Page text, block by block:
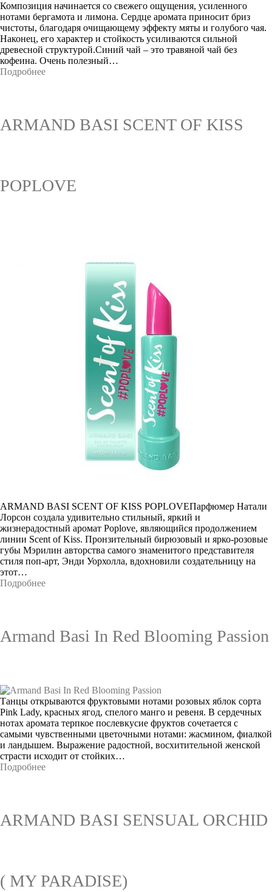
Композиция начинается со свежего ощущения, усиленного
нотами бергамота и лимона. Сердце аромата приносит бриз
чистоты, благодаря очищающему эффекту мяты и голубого чая.
Наконец, его характер и стойкость усиливаются сильной
древесной структурой.Синий чай – это травяной чай без
кофеина. Очень полезный…
Подробнее
ARMAND BASI SCENT OF KISS
POPLOVE
ARMAND BASI SCENT OF KISS POPLOVEПарфюмер Натали
Лорсон создала удивительно стильный, яркий и
жизнерадостный аромат Poplove, являющийся продолжением
линии Scent of Kiss. Пронзительный бирюзовый и ярко-розовые
губы Мэрилин авторства самого знаменитого представителя
стиля поп-арт, Энди Уорхолла, вдохновили создательницу на
этот…
Подробнее
Armand Basi In Red Blooming Passion
Танцы открываются фруктовыми нотами розовых яблок сорта
Pink Lady, красных ягод, спелого манго и ревеня. В сердечных
нотах аромата терпкое послевкусие фруктов сочетается с
самыми чувственными цветочными нотами: жасмином, фиалкой
и ландышем. Выражение радостной, восхитительной женской
страсти исходит от стойких…
Подробнее
ARMAND BASI SENSUAL ORCHID
( MY PARADISE)